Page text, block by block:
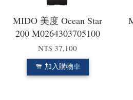
MIDO 美度 Ocean Star
200 M0264303705100
NT$ 37,100
加入購物車